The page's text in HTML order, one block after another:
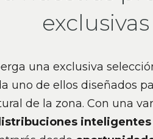
exclusivas
una exclusiva
uno de ellos diseñados
de la zona. Con una